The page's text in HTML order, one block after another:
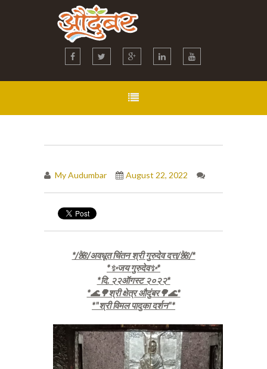
My Audumbar August 22, 2022
*/🌺/अवधूत चिंतन श्री गुरुदेव दत्त/🌺/*
*✨जय गुरुदेव✨*
*दि. २२ऑगस्ट २०२२*
*🌊🌳श्री क्षेत्र औदुंबर🌳🌊*
*"श्री विमल पादुका दर्शन"*